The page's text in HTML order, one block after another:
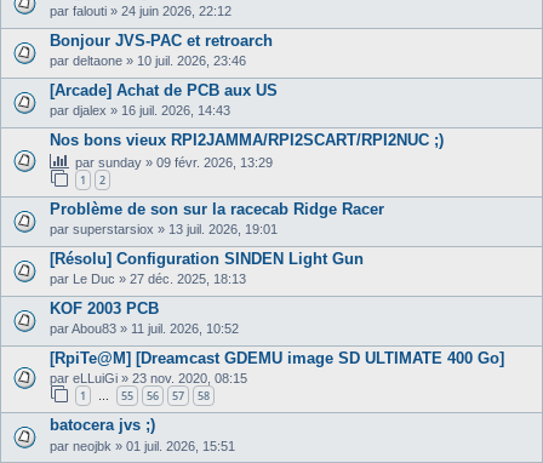
par falouti » 24 juin 2026, 22:12
Bonjour JVS-PAC et retroarch
par deltaone » 10 juil. 2026, 23:46
[Arcade] Achat de PCB aux US
par djalex » 16 juil. 2026, 14:43
Nos bons vieux RPI2JAMMA/RPI2SCART/RPI2NUC ;)
par sunday » 09 févr. 2026, 13:29
1 2
Problème de son sur la racecab Ridge Racer
par superstarsiox » 13 juil. 2026, 19:01
[Résolu] Configuration SINDEN Light Gun
par Le Duc » 27 déc. 2025, 18:13
KOF 2003 PCB
parAbou83 » 11 juil. 2026, 10:52
[RpiTe@M] [Dreamcast GDEMU image SD ULTIMATE 400 Go]
par eLLuiGi » 23 nov. 2020, 08:15
1 … 55 56 57 58
batocera jvs ;)
par neojbk » 01 juil. 2026, 15:51